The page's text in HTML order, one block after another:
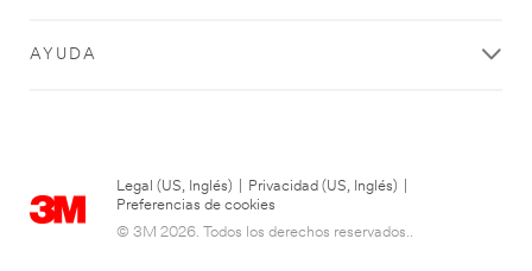
AYUDA
Legal (US, Inglés) Privacidad (US, Inglés)
Preferencias de cookies
© 3M 2026. Todos los derechos reservados..